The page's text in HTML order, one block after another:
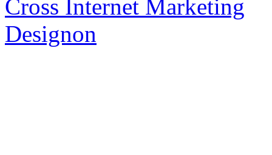
Cross Internet Marketing
Designon